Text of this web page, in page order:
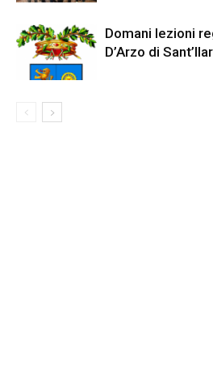
Domani lezioni
D’Arzo di